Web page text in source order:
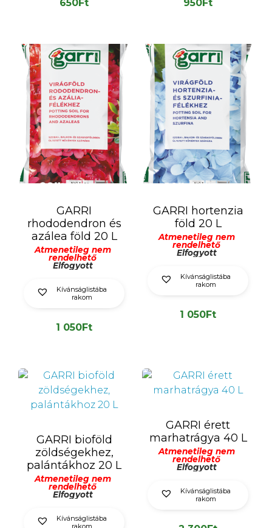
650Ft 950Ft
GARRI
rhododendron és
azálea föld 20 L
Átmenetileg nem
rendelhető
Elfogyott
Kívánságlistába
rakom
1 050Ft
GARRI hortenzia
föld 20 L
Átmenetileg nem
rendelhető
Elfogyott
Kívánságlistába
rakom
1 050Ft
GARRI bioföld
zöldségekhez,
palántákhoz 20 L
Átmenetileg nem
rendelhető
Elfogyott
Kívánságlistába
rakom
GARRI érett
marhatrágya 40 L
Átmenetileg nem
rendelhető
Elfogyott
Kívánságlistába
rakom